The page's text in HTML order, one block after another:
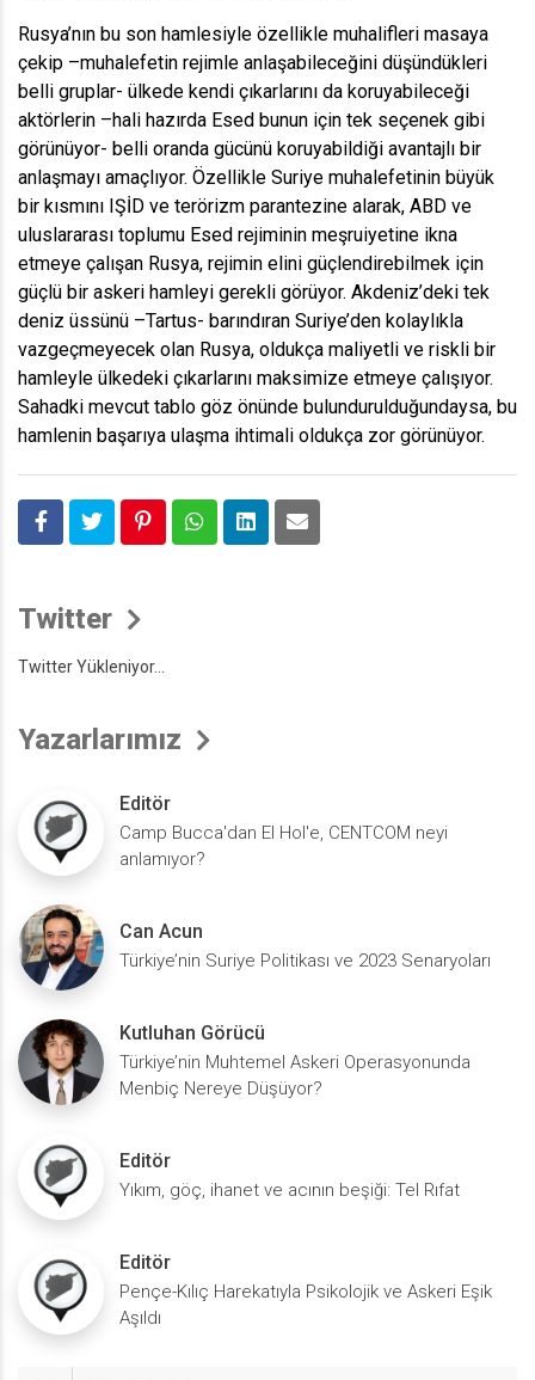
Rusya’nın bu son hamlesiyle özellikle muhalifleri masaya
çekip –muhalefetin rejimle anlaşabileceğini düşündükleri
belli gruplar- ülkede kendi çıkarlarını da koruyabileceği
aktörlerin –hali hazırda Esed bunun için tek seçenek gibi
görünüyor- belli oranda gücünü koruyabildiği avantajlı bir
anlaşmayı amaçlıyor. Özellikle Suriye muhalefetinin büyük
bir kısmını IŞİD ve terörizm parantezine alarak, ABD ve
uluslararası toplumu Esed rejiminin meşruiyetine ikna
etmeye çalışan Rusya, rejimin elini güçlendirebilmek için
güçlü bir askeri hamleyi gerekli görüyor. Akdeniz’deki tek
deniz üssünü –Tartus- barındıran Suriye’den kolaylıkla
vazgeçmeyecek olan Rusya, oldukça maliyetli ve riskli bir
hamleyle ülkedeki çıkarlarını maksimize etmeye çalışıyor.
Sahadki mevcut tablo göz önünde bulundurulduğundaysa, bu
hamlenin başarıya ulaşma ihtimali oldukça zor görünüyor.
Twitter
Twitter Yükleniyor...
Yazarlarımız
Editör
Camp Bucca'dan El Hol'e, CENTCOM neyi
anlamıyor?
Can Acun
Türkiye’nin Suriye Politikası ve 2023 Senaryoları
Kutluhan Görücü
Türkiye’nin Muhtemel Askeri Operasyonunda
Menbiç Nereye Düşüyor?
Editör
Yıkım, göç, ihanet ve acının beşiği: Tel Rıfat
Editör
Pençe-Kılıç Harekatıyla Psikolojik ve Askeri Eşik
Aşıldı